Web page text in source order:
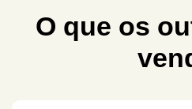
O que os